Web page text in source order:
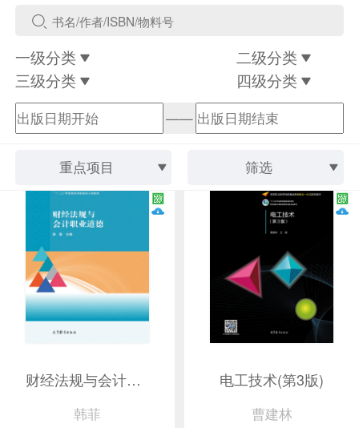
一级分类
二级分类
三级分类
四级分类
——
重点项目 筛选
财经法规与会计职业道德
韩菲
电工技术(第3版)
曹建林